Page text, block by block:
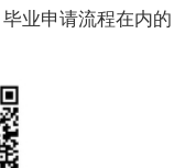
毕业申请流程在内的